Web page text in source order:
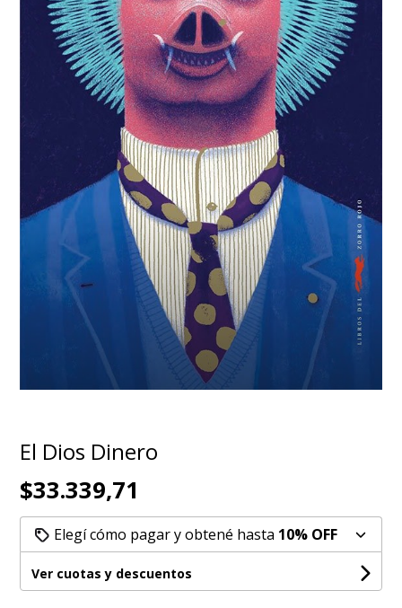
El Dios Dinero
$33.339,71
Elegí cómo pagar y obtené hasta 10% OFF
Ver cuotas y descuentos